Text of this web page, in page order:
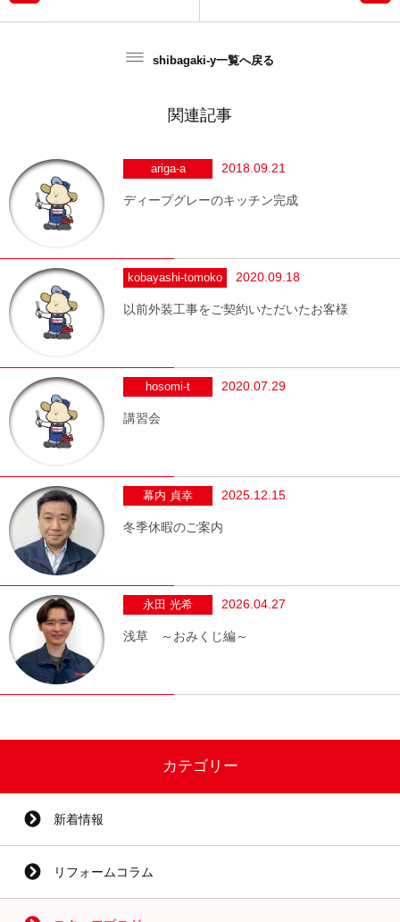
shibagaki-y一覧へ戻る
関連記事
ariga-a 2018.09.21
ディープグレーのキッチン完成
kobayashi-tomoko 2020.09.18
以前外装工事をご契約いただいたお客様
hosomi-t 2020.07.29
講習会
幕内 貞幸 2025.12.15
冬季休暇のご案内
永田 光希 2026.04.27
浅草 ～おみくじ編～
カテゴリー
新着情報
リフォームコラム